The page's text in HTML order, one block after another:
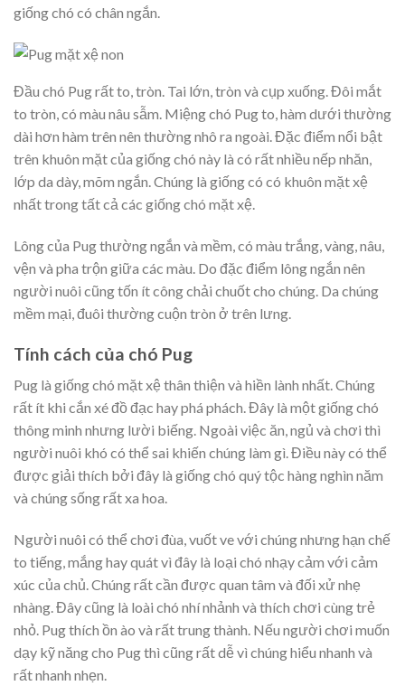
giống chó có chân ngắn.
Đầu chó Pug rất to, tròn. Tai lớn, tròn và cụp xuống. Đôi mắt
to tròn, có màu nâu sẫm. Miệng chó Pug to, hàm dưới thường
dài hơn hàm trên nên thường nhô ra ngoài. Đặc điểm nổi bật
trên khuôn mặt của giống chó này là có rất nhiều nếp nhăn,
lớp da dày, mõm ngắn. Chúng là giống có có khuôn mặt xệ
nhất trong tất cả các giống chó mặt xệ.
Lông của Pug thường ngắn và mềm, có màu trắng, vàng, nâu,
vện và pha trộn giữa các màu. Do đặc điểm lông ngắn nên
người nuôi cũng tốn ít công chải chuốt cho chúng. Da chúng
mềm mại, đuôi thường cuộn tròn ở trên lưng.
Tính cách của chó Pug
Pug là giống chó mặt xệ thân thiện và hiền lành nhất. Chúng
rất ít khi cắn xé đồ đạc hay phá phách. Đây là một giống chó
thông minh nhưng lười biếng. Ngoài việc ăn, ngủ và chơi thì
người nuôi khó có thể sai khiến chúng làm gì. Điều này có thể
được giải thích bởi đây là giống chó quý tộc hàng nghìn năm
và chúng sống rất xa hoa.
Người nuôi có thể chơi đùa, vuốt ve với chúng nhưng hạn chế
to tiếng, mắng hay quát vì đây là loại chó nhạy cảm với cảm
xúc của chủ. Chúng rất cần được quan tâm và đối xử nhẹ
nhàng. Đây cũng là loài chó nhí nhảnh và thích chơi cùng trẻ
nhỏ. Pug thích ồn ào và rất trung thành. Nếu người chơi muốn
dạy kỹ năng cho Pug thì cũng rất dễ vì chúng hiểu nhanh và
rất nhanh nhẹn.